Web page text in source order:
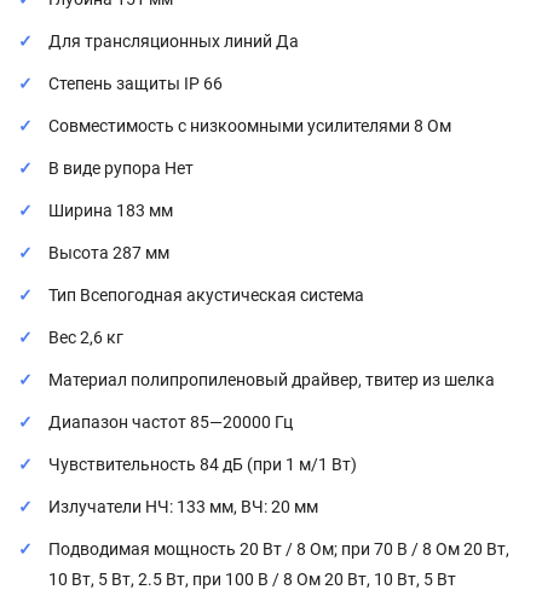
Для трансляционных линий Да
Степень защиты IP 66
Совместимость с низкоомными усилителями 8 Ом
В виде рупора Нет
Ширина 183 мм
Высота 287 мм
Тип Всепогодная акустическая система
Вес 2,6 кг
Материал полипропиленовый драйвер, твитер из шелка
Диапазон частот 85—20000 Гц
Чувствительность 84 дБ (при 1 м/1 Вт)
Излучатели НЧ: 133 мм, ВЧ: 20 мм
Подводимая мощность 20 Вт / 8 Ом; при 70 В / 8 Ом 20 Вт,
10 Вт, 5 Вт, 2.5 Вт, при 100 В / 8 Ом 20 Вт, 10 Вт, 5 Вт